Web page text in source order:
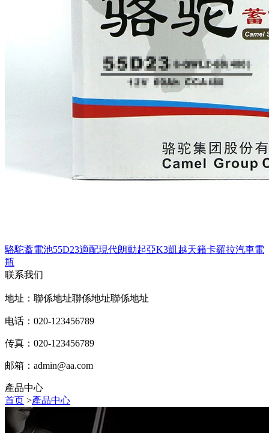
駱駝蓄電池55D23適配現代朗動起亞K3凱越天籟卡羅拉汽車電
瓶
联系我们
地址：聯係地址聯係地址聯係地址
电话：020-123456789
传真：020-123456789
邮箱： admin@aa.com
產品中心
首页 >產品中心